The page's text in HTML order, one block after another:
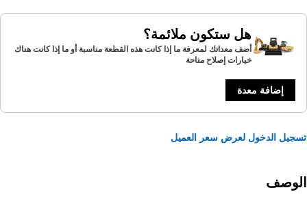
هل ستكون ملائمة؟
أضف معداتك لمعرفة ما إذا كانت هذه القطعة مناسبة أو ما إذا كانت هناك
خيارات إصلاح متاحة
إضافة معدة
الدخول لعرض سعر العميل